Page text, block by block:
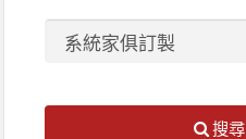
搜尋